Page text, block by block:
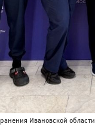
Ивановской области